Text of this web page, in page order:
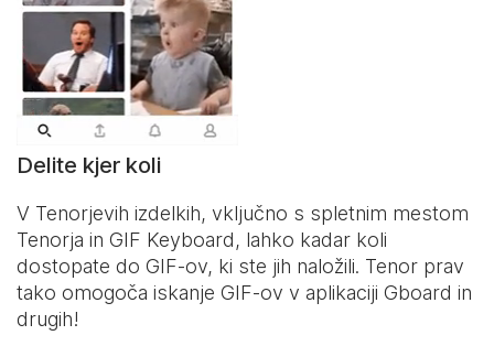
Delite kjer koli
V Tenorjevih izdelkih, vključno s spletnim mestom
Tenorja in GIF Keyboard, lahko kadar koli
dostopate do GIF-ov, ki ste jih naložili. Tenor prav
tako omogoča iskanje GIF-ov v aplikaciji Gboard in
drugih!